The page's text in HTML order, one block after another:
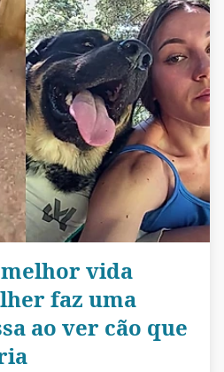
vida
faz uma
ao ver cão que